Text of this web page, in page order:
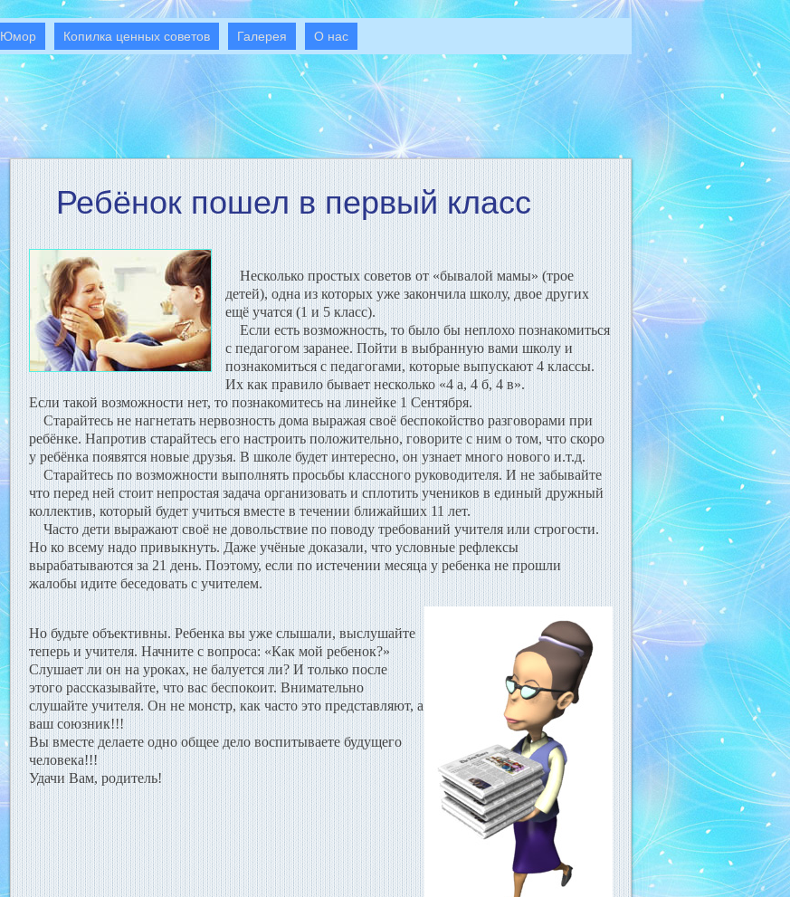
Юмор Копилка ценных советов Галерея О нас
Ребёнок пошел в первый класс
Несколько простых советов от «бывалой мамы» (трое
детей), одна из которых уже закончила школу, двое других
ещё учатся (1 и 5 класс).
Если есть возможность, то было бы неплохо познакомиться
с педагогом заранее. Пойти в выбранную вами школу и
познакомиться с педагогами, которые выпускают 4 классы.
Их как правило бывает несколько «4 а, 4 б, 4 в».
Если такой возможности нет, то познакомитесь на линейке 1 Сентября.
Старайтесь не нагнетать нервозность дома выражая своё беспокойство разговорами при
ребёнке. Напротив старайтесь его настроить положительно, говорите с ним о том, что скоро
у ребёнка появятся новые друзья. В школе будет интересно, он узнает много нового и.т.д.
Старайтесь по возможности выполнять просьбы классного руководителя. И не забывайте
что перед ней стоит непростая задача организовать и сплотить учеников в единый дружный
коллектив, который будет учиться вместе в течении ближайших 11 лет.
Часто дети выражают своё не довольствие по поводу требований учителя или строгости.
Но ко всему надо привыкнуть. Даже учёные доказали, что условные рефлексы
вырабатываются за 21 день. Поэтому, если по истечении месяца у ребенка не прошли
жалобы идите беседовать с учителем.
Но будьте объективны. Ребенка вы уже слышали, выслушайте
теперь и учителя. Начните с вопроса: «Как мой ребенок?»
Слушает ли он на уроках, не балуется ли? И только после
этого рассказывайте, что вас беспокоит. Внимательно
слушайте учителя. Он не монстр, как часто это представляют, а
ваш союзник!!!
Вы вместе делаете одно общее дело воспитываете будущего
человека!!!
Удачи Вам, родитель!